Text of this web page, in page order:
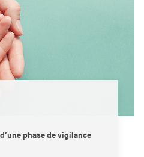
phase de vigilance